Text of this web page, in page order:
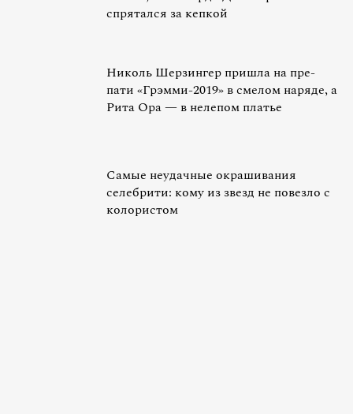
спрятался за кепкой
Николь Шерзингер пришла на пре-
пати «Грэмми-2019» в смелом наряде, а
Рита Ора — в нелепом платье
Самые неудачные окрашивания
селебрити: кому из звезд не повезло с
колористом